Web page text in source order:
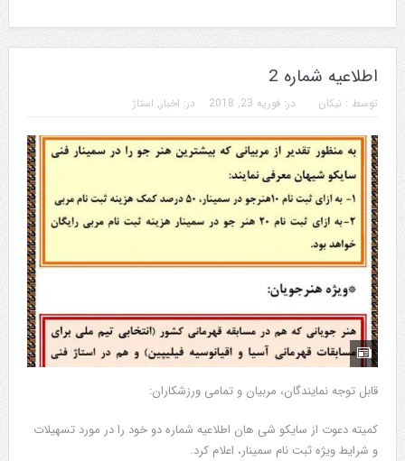
اطلاعیه شماره 2
توسط : نیکان در: فوریه 23, 2018 در: اخبار, استاژ
قابل توجه نمایندگان، مربیان و تمامی ورزشکاران:
کمیته دعوت از سایکو شی هان اطلاعیه شماره دو خود را در مورد تسهیلات
و شرایط ویژه ثبت نام سمینار، اعلام کرد.